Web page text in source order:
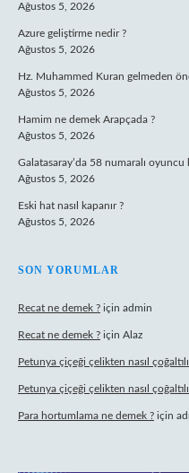
Ağustos 5, 2026
Azure geliştirme nedir ?
Ağustos 5, 2026
Hz. Muhammed Kuran gelmeden
Ağustos 5, 2026
Hamim ne demek Arapçada ?
Ağustos 5, 2026
Galatasaray’da 58 numaralı oyuncu
Ağustos 5, 2026
Eski hat nasıl kapanır ?
Ağustos 5, 2026
SON YORUMLAR
Recat ne demek ? için admin
Recat ne demek ? için Alaz
Petunya çiçeği çelikten nasıl
Petunya çiçeği çelikten nasıl
Para hortumlama ne demek ? için